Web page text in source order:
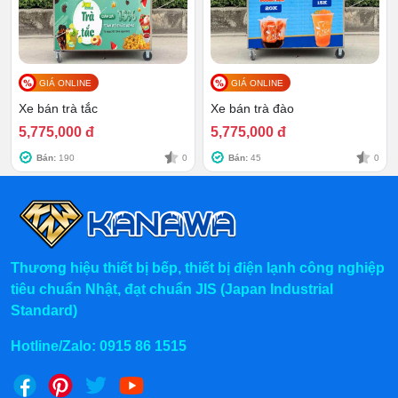
Với mỗi họa tiết và chi tiết trên decal, chiếc xe trở thành
GIÁ ONLINE
Xe bán trà tắc
5,775,000 đ
Bán: 190 0
GIÁ ONLINE
Xe bán trà đào
5,775,000 đ
Bán: 45 0
Thương hiệu thiết bị bếp, thiết bị điện lạnh công nghiệp
tiêu chuẩn Nhật, đạt chuẩn JIS (Japan Industrial
Standard)
Hotline/Zalo: 0915 86 1515